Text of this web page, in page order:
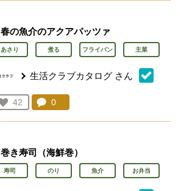
春の魚介のアクアパッツァ
あさり 煮る フライパン 主菜
生活クラブカタログ さん
お気に入り登録：
42
人が登録
コメント：
0
巻き寿司（海鮮巻）
寿司 のり 魚介 お弁当